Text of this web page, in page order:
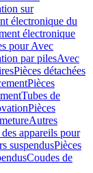
sur
électronique du
électronique
pour Avec
par pilesAvec
Pièces détachées
Pièces
Tubes de
Pièces
Autres
appareils pour
suspendusPièces
Coudes de